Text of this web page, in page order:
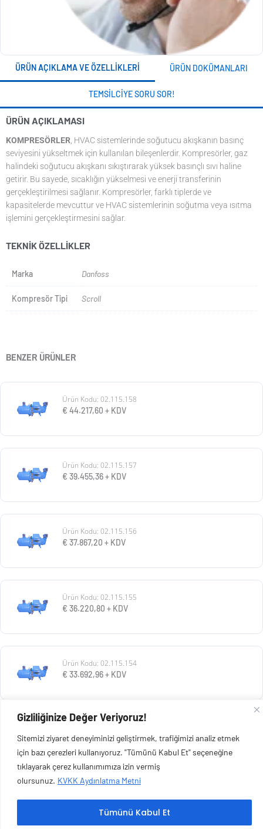
Gizliliğinize Değer Veriyoruz!
Sitemizi ziyaret deneyiminizi geliştirmek, trafiğimizi analiz etmek
için bazı çerezleri kullanıyoruz. "Tümünü Kabul Et" seçeneğine
tıklayarak çerez kullanımımıza izin vermiş
olursunuz. KVKK Aydınlatma Metni
Tümünü Kabul Et
ÜRÜN AÇIKLAMA VE ÖZELLIKLERI ÜRÜN DOKÜMANLARI
TEMSILCIYE SORU SOR!
ÜRÜN AÇIKLAMASI
KOMPRESÖRLER , HVAC sistemlerinde soğutucu akışkanın basınç
seviyesini yükseltmek için kullanılan bileşenlerdir. Kompresörler, gaz
halindeki soğutucu akışkanı sıkıştırarak yüksek basınçlı sıvı haline
getirir. Bu sayede, sıcaklığın yükselmesi ve enerji transferinin
gerçekleştirilmesi sağlanır. Kompresörler, farklı tiplerde ve
kapasitelerde mevcuttur ve HVAC sistemlerinin soğutma veya ısıtma
işlemini gerçekleştirmesini sağlar.
TEKNIK ÖZELLIKLER
Marka Danfoss
Kompresör Tipi Scroll
BENZER ÜRÜNLER
Ürün Kodu: 02.115.158
€ 44.217,60 + KDV
Ürün Kodu: 02.115.157
€ 39.455,36+ KDV
Ürün Kodu: 02.115.156
€ 37.867,20 + KDV
Ürün Kodu: 02.115.155
€ 36.220,80 + KDV
Ürün Kodu: 02.115.154
€ 33.692,96+ KDV
€30.928,80+ KDV
Copyright © 2026 Esen Isıtma Soğutma İnşaat Ltd Şti | Tüm Hakları Saklıdır.